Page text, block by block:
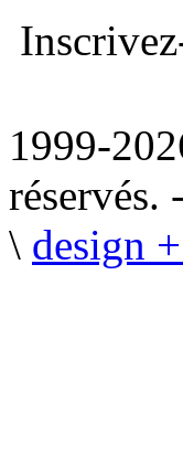
1999-
réservés. -
\ design